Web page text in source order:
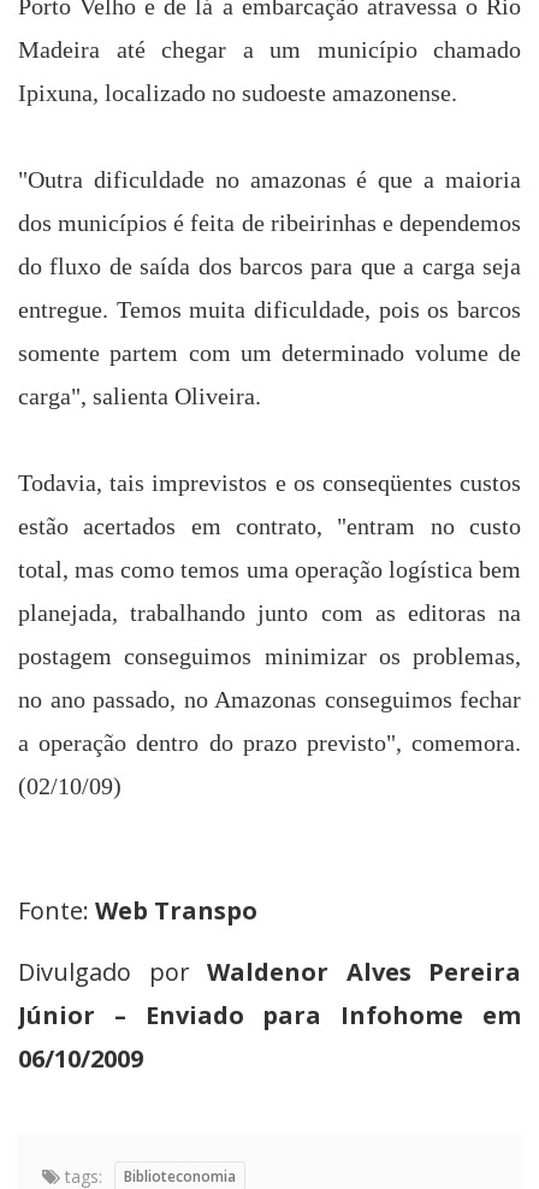
Porto Velho e de lá a embarcação atravessa o Rio
Madeira até chegar a um município chamado
Ipixuna, localizado no sudoeste amazonense.
"Outra dificuldade no amazonas é que a maioria
dos municípios é feita de ribeirinhas e dependemos
do fluxo de saída dos barcos para que a carga seja
entregue. Temos muita dificuldade, pois os barcos
somente partem com um determinado volume de
carga", salienta Oliveira.
Todavia, tais imprevistos e os conseqüentes custos
estão acertados em contrato, "entram no custo
total, mas como temos uma operação logística bem
planejada, trabalhando junto com as editoras na
postagem conseguimos minimizar os problemas,
no ano passado, no Amazonas conseguimos fechar
a operação dentro do prazo previsto", comemora.
(02/10/09)
Fonte: Web Transpo
Divulgado por Waldenor Alves Pereira
Júnior – Enviado para Infohome em
06/10/2009
tags: Biblioteconomia